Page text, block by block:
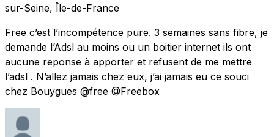
sur-Seine, Île-de-France
Free c’est l’incompétence pure. 3 semaines sans fibre, je
demande l’Adsl au moins ou un boitier internet ils ont
aucune reponse à apporter et refusent de me mettre
l’adsl . N’allez jamais chez eux, j’ai jamais eu ce souci
chez Bouygues @free @Freebox